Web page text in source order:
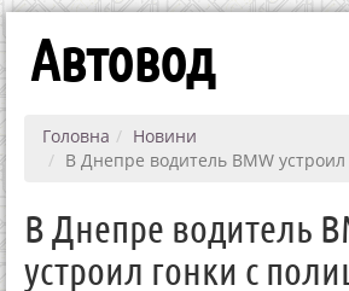
Автовод
Головна
Новини
В Днепре водитель BMW
В Днепре водитель
устроил гонки с